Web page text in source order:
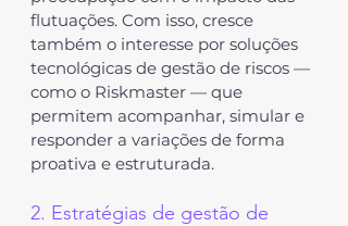
flutuações. Com isso, cresce
também o interesse por soluções
tecnológicas de gestão de riscos —
como o Riskmaster — que
permitem acompanhar, simular e
responder a variações de forma
proativa e estruturada.
2. Estratégias de gestão de